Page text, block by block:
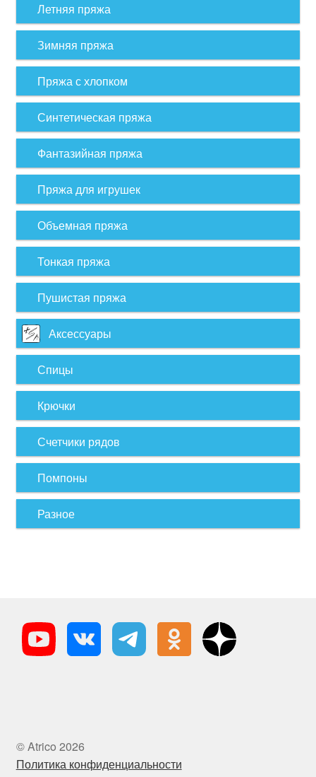
Летняя пряжа
Зимняя пряжа
Пряжа с хлопком
Синтетическая пряжа
Фантазийная пряжа
Пряжа для игрушек
Объемная пряжа
Тонкая пряжа
Пушистая пряжа
Аксессуары
Спицы
Крючки
Счетчики рядов
Помпоны
Разное
© Atrico 2026
Политика конфиденциальности